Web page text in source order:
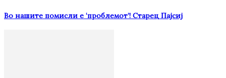
Во нашите помисли е ‘проблемот’! Старец Пајсиј